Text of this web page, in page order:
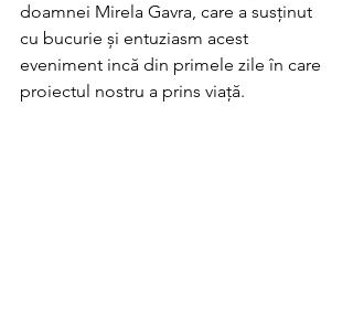
doamnei Mirela Gavra, care a susținut
cu bucurie și entuziasm acest
eveniment incă din primele zile în care
proiectul nostru a prins viață.